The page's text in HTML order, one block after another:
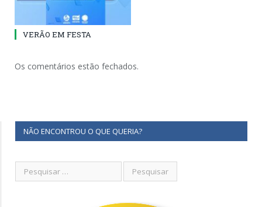
VERÃO EM FESTA
Os comentários estão fechados.
NÃO ENCONTROU O QUE QUERIA?